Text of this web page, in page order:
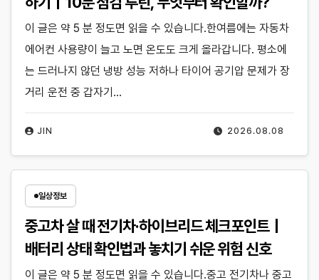
2026.08.08
JIN
이 글은 약 5 분 정도면 읽을 수 있습니다.한여름에는 자동차
에어컨 사용량이 늘고 노면 온도도 크게 올라갑니다. 평소에
는 드러나지 않던 냉방 성능 저하나 타이어 공기압 문제가 장
거리 운전 중 갑자기…
일상정보
중고차 살 때 전기차·하이브리드 체크포인트｜
배터리 상태 확인법과 놓치기 쉬운 위험 신호
이 글은 약 5 분 정도면 읽을 수 있습니다.중고 전기차나 중고